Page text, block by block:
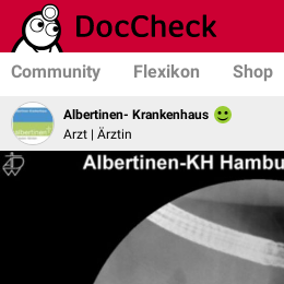
Community Flexikon Shop
Albertinen- Krankenhaus
Arzt | Ärztin